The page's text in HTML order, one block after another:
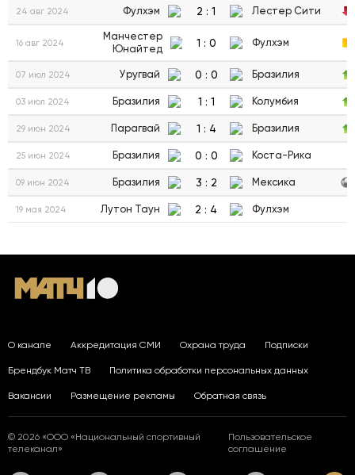
24 авг 2024 Фулхэм 2 : 1 Лестер Сити
16 авг 2024
Манчестер
Юнайтед
1 : 0 Фулхэм
07 июл 2024 Уругвай 0 : 0 Бразилия
03 июл 2024 Бразилия 1 : 1 Колумбия
29 июн 2024 Парагвай 1 : 4 Бразилия
25 июн 2024 Бразилия 0 : 0 Коста-Рика
09 июн 2024 Бразилия 3 : 2 Мексика
19 мая 2024 Лутон Таун 2 : 4 Фулхэм
О канале Аккредитация СМИ Охрана труда Подписки
Брендбук Матч ТВ Политика обработки персональных данных
Вакансии Размещение рекламы Обратная связь
© 2026 «ООО «Национальный спортивный
телеканал»
Пользовательское
соглашение